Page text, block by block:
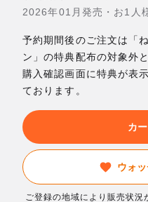
2026年01月発売・お1人
予約期間後のご注文は「
ン」の特典配布の対象外
購入確認画面に特典が表
ております。
カ
ウォ
ご登録の地域により販売状況